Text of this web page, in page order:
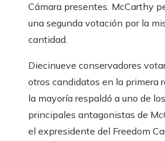
Cámara presentes. McCarthy
una segunda votación por la
cantidad.
Diecinueve conservadores
otros candidatos en la primera
la mayoría respaldó a uno de los
principales antagonistas de
el expresidente del Freedom